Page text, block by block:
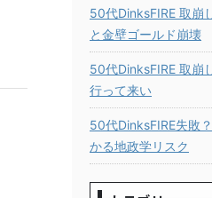
50代DinksFIRE 取崩
と金壁ゴールド崩壊
50代DinksFIRE 取崩
行って来い
50代DinksFIRE失敗
かる地政学リスク